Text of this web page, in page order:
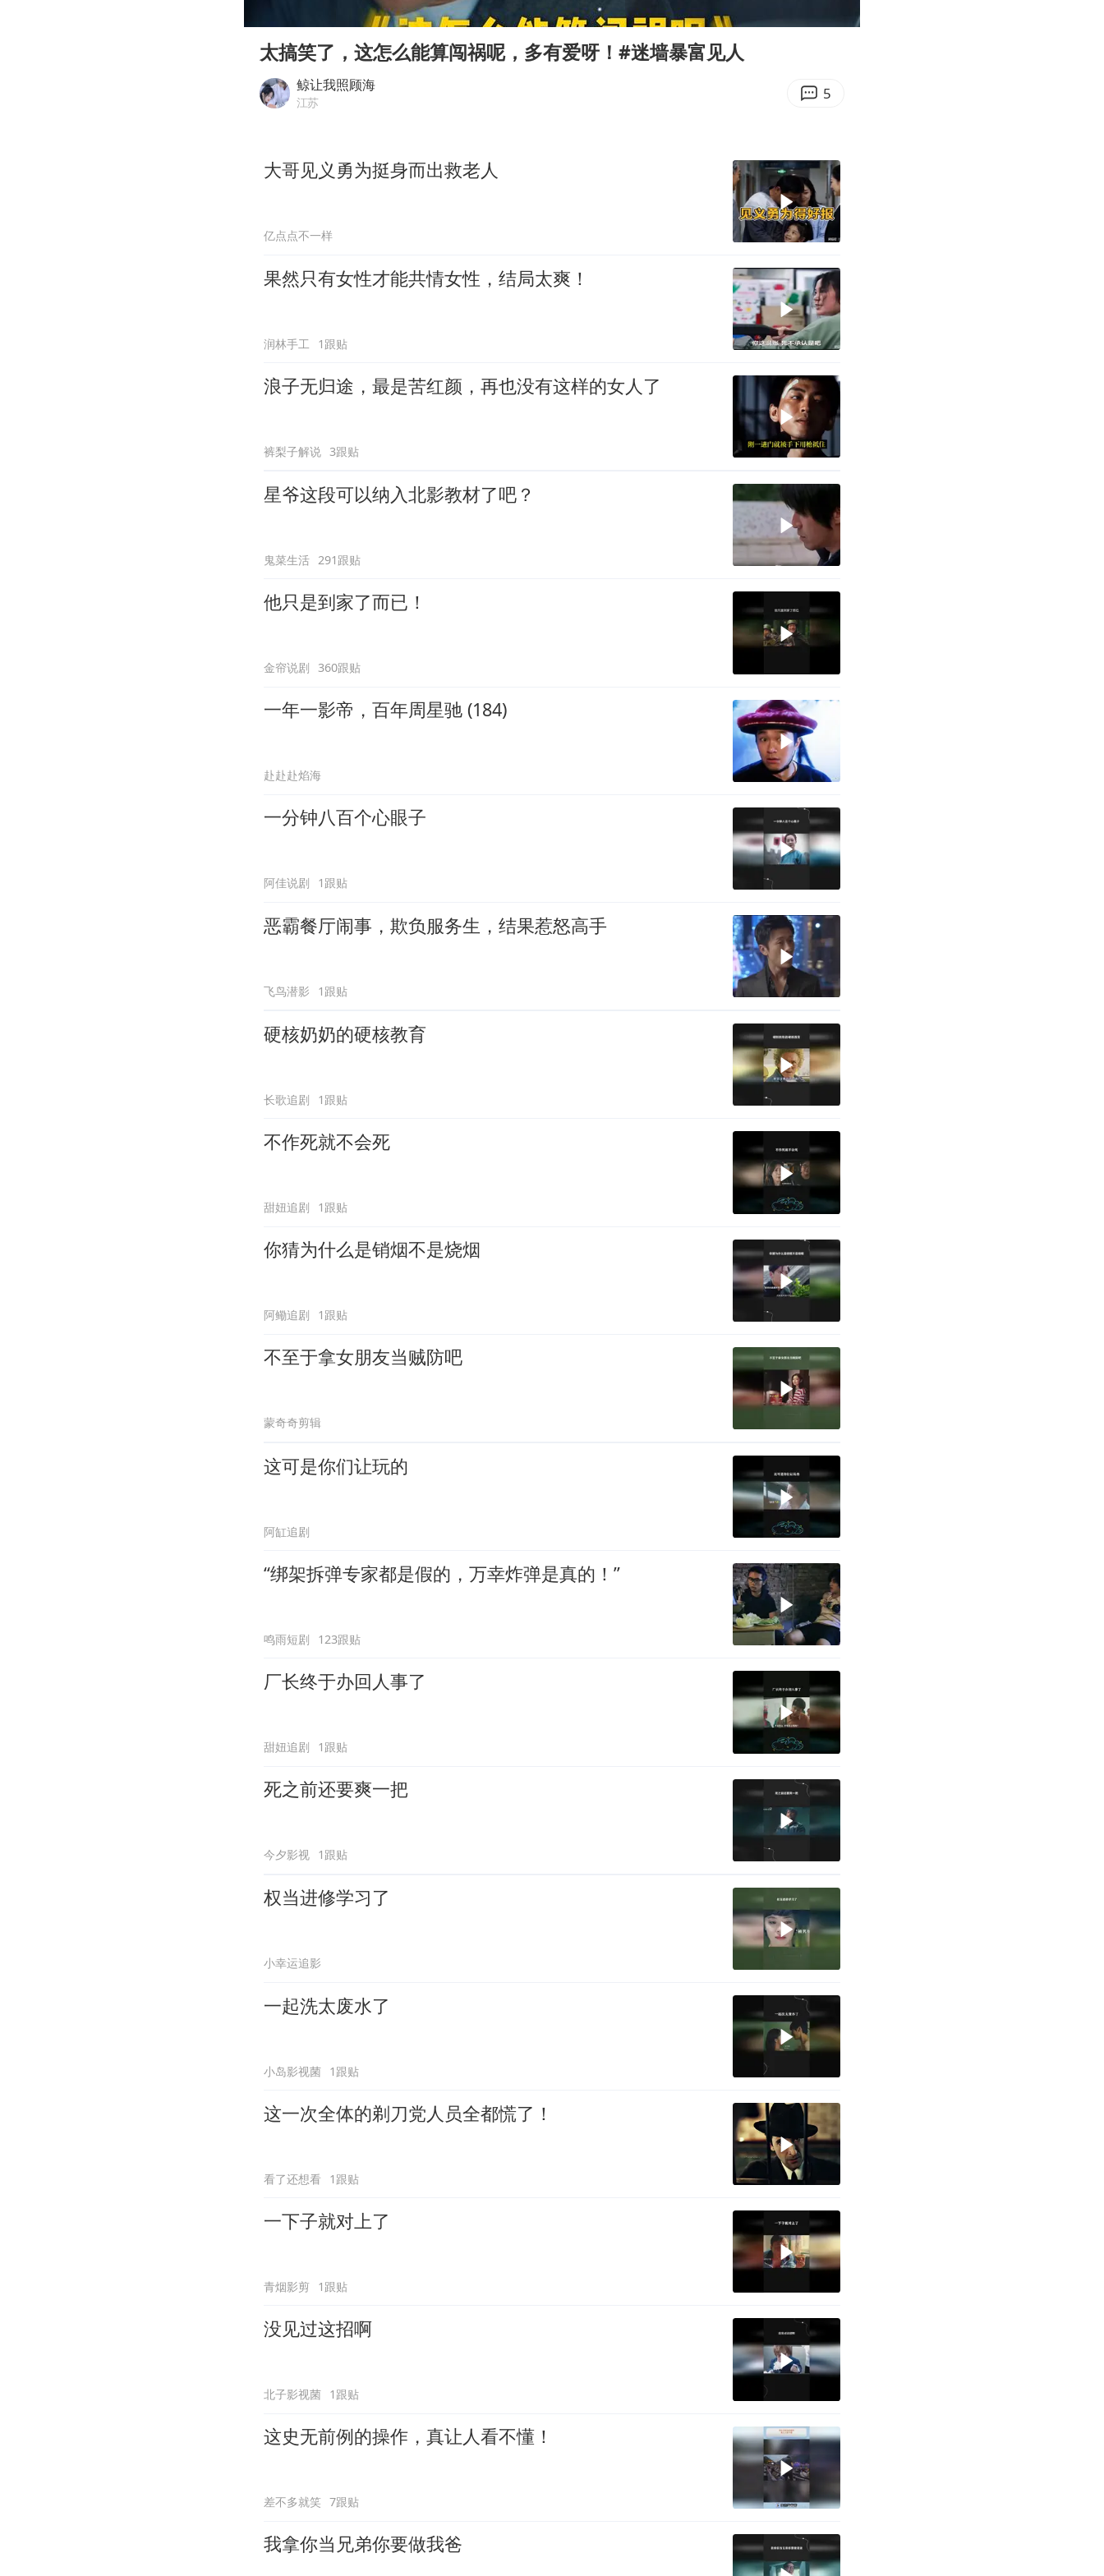
秋天的第一杯奶茶到底有多火
国防部：中国军队坚决反制任何闹海挑衅图谋
胡彦斌获《歌手2026》歌王
Enter
太搞笑了，这怎么能算闯祸呢，多有爱呀！#迷墙暴富见人
鲸让我照顾海
江苏 5
大哥见义勇为挺身而出救老人
亿点点不一样
果然只有女性才能共情女性，结局太爽！
润林手工 1跟贴
浪子无归途，最是苦红颜，再也没有这样的女人了
裤梨子解说 3跟贴
星爷这段可以纳入北影教材了吧？
鬼菜生活 291跟贴
他只是到家了而已！
金帘说剧 360跟贴
一年一影帝，百年周星驰 (184)
赴赴赴焰海
一分钟八百个心眼子
阿佳说剧 1跟贴
恶霸餐厅闹事，欺负服务生，结果惹怒高手
飞鸟潜影 1跟贴
硬核奶奶的硬核教育
长歌追剧 1跟贴
不作死就不会死
甜妞追剧 1跟贴
你猜为什么是销烟不是烧烟
阿鳓追剧 1跟贴
不至于拿女朋友当贼防吧
蒙奇奇剪辑
这可是你们让玩的
阿缸追剧
“绑架拆弹专家都是假的，万幸炸弹是真的！”
鸣雨短剧 123跟贴
厂长终于办回人事了
甜妞追剧 1跟贴
死之前还要爽一把
今夕影视 1跟贴
权当进修学习了
小幸运追影
一起洗太废水了
小岛影视菌 1跟贴
这一次全体的剃刀党人员全都慌了！
看了还想看 1跟贴
一下子就对上了
青烟影剪 1跟贴
没见过这招啊
北子影视菌 1跟贴
这史无前例的操作，真让人看不懂！
差不多就笑 7跟贴
我拿你当兄弟你要做我爸